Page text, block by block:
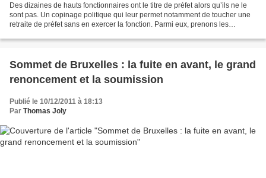
Des dizaines de hauts fonctionnaires ont le titre de préfet alors qu’ils ne le
sont pas. Un copinage politique qui leur permet notamment de toucher une
retraite de préfet sans en exercer la fonction. Parmi eux, prenons les
Sommet de Bruxelles : la fuite en avant, le grand
renoncement et la soumission
Publié le 10/12/2011 à 18:13
Par Thomas Joly